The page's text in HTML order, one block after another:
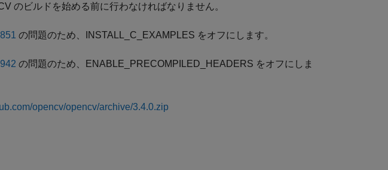
のビルドを始める前に行わなければなりません。
の問題のため、INSTALL_C_EXAMPLES をオフにします。
の問題のため、ENABLE_PRECOMPILED_HEADERS をオフにしま
opencv/opencv/archive/3.4.0.zip